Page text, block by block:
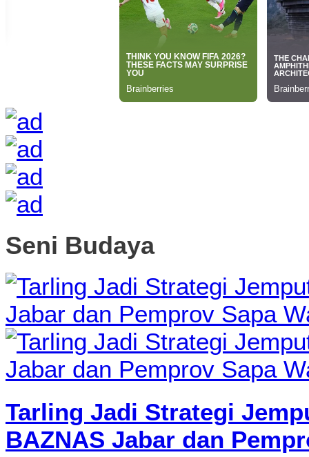
Seni Budaya
Tarling Jadi Strategi
BAZNAS Jabar dan